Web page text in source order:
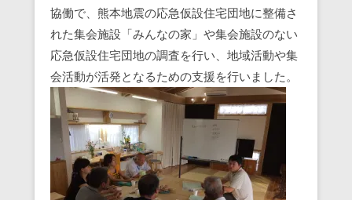
協働で、熊本地震の応急仮設住宅団地に整備さ
れた集会施設「みんなの家」や集会施設のない
応急仮設住宅団地の調査を行い、地域活動や集
会活動が活発となるための支援を行いました。